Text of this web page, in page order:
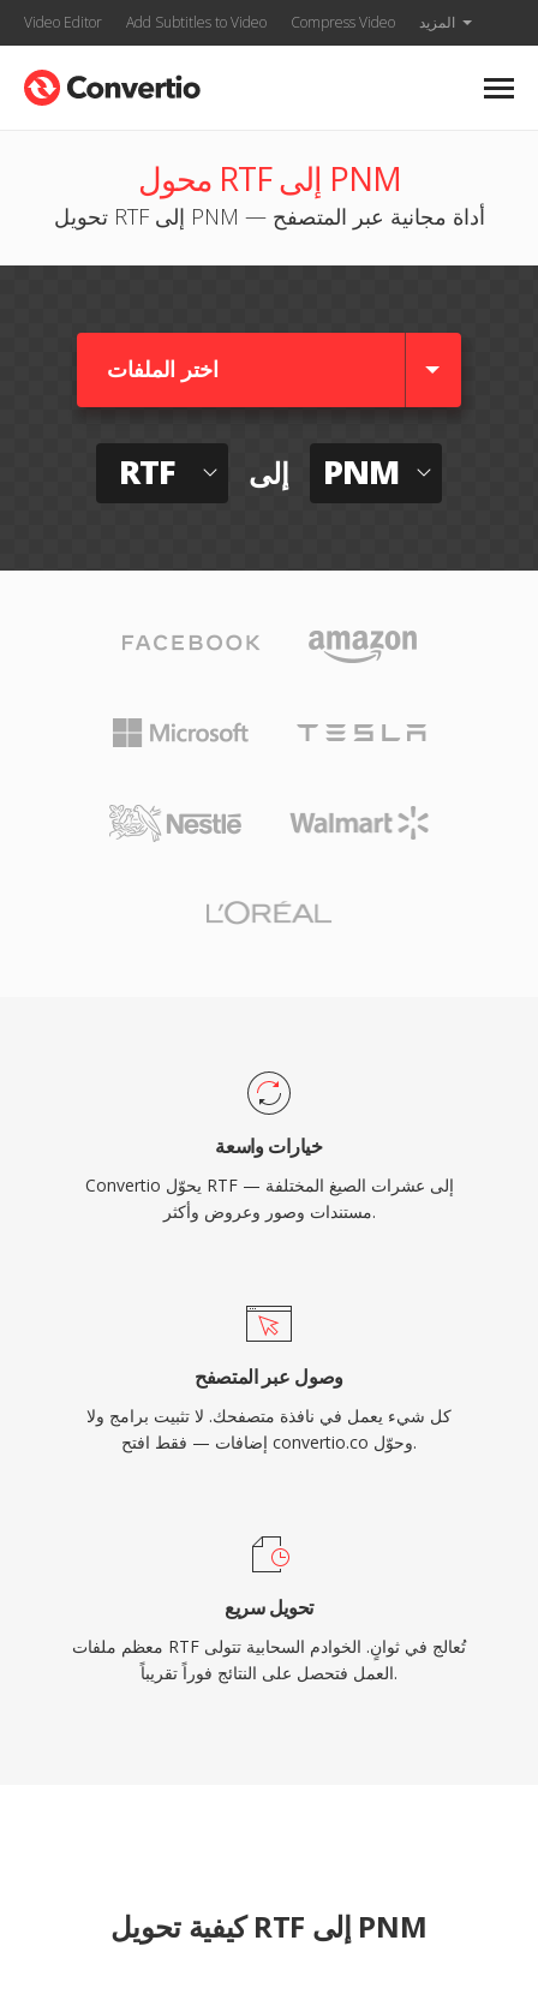
Video Editor Add Subtitles to Video Compress Video المزيد
محول RTF إلى PNM
تحويل RTF إلى PNM — أداة مجانية عبر المتصفح
اختر الملفات
RTF إلى PNM
خيارات واسعة
Convertio يحوّل RTF إلى عشرات الصيغ المختلفة —
مستندات وصور وعروض وأكثر.
وصول عبر المتصفح
كل شيء يعمل في نافذة متصفحك. لا تثبيت برامج ولا
إضافات — فقط افتح convertio.co وحوّل.
تحويل سريع
معظم ملفات RTF تُعالج في ثوانٍ. الخوادم السحابية تتولى
العمل فتحصل على النتائج فوراً تقريباً.
كيفية تحويل RTF إلى PNM